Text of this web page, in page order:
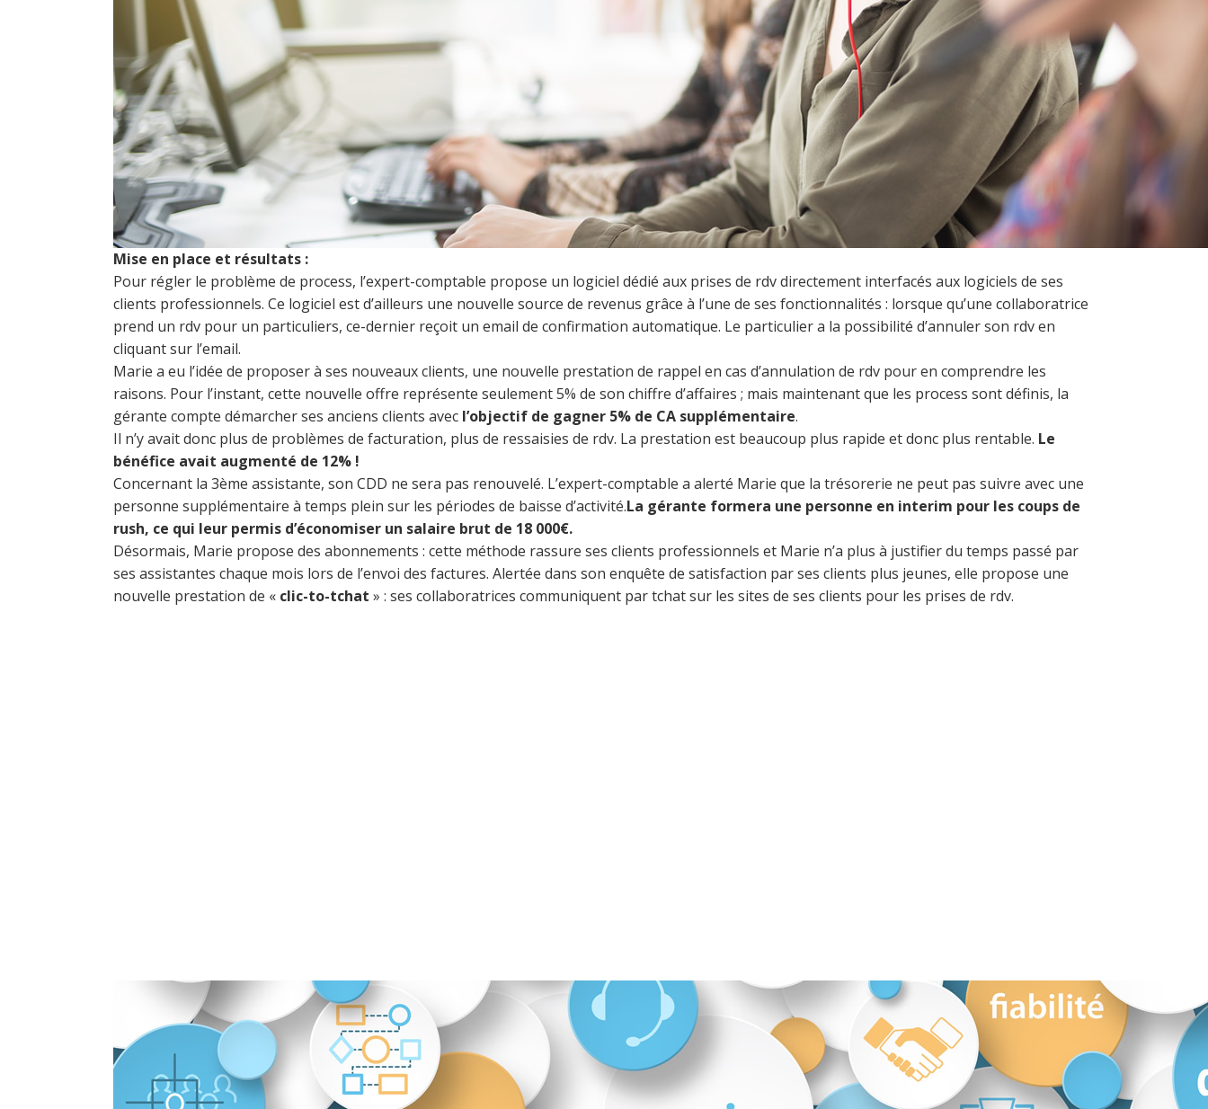
Mise en place et résultats :
Pour régler le problème de process, l’expert-comptable propose un logiciel dédié aux prises de rdv directement interfacés aux logiciels de ses
clients professionnels. Ce logiciel est d’ailleurs une nouvelle source de revenus grâce à l’une de ses fonctionnalités : lorsque qu’une collaboratrice
prend un rdv pour un particuliers, ce-dernier reçoit un email de confirmation automatique. Le particulier a la possibilité d’annuler son rdv en
cliquant sur l’email.
Marie a eu l’idée de proposer à ses nouveaux clients, une nouvelle prestation de rappel en cas d’annulation de rdv pour en comprendre les
raisons. Pour l’instant, cette nouvelle offre représente seulement 5% de son chiffre d’affaires ; mais maintenant que les process sont définis, la
gérante compte démarcher ses anciens clients avec l’objectif de gagner 5% de CA supplémentaire.
Il n’y avait donc plus de problèmes de facturation, plus de ressaisies de rdv. La prestation est beaucoup plus rapide et donc plus rentable. Le
bénéfice avait augmenté de 12% !
Concernant la 3ème assistante, son CDD ne sera pas renouvelé. L’expert-comptable a alerté Marie que la trésorerie ne peut pas suivre avec une
personne supplémentaire à temps plein sur les périodes de baisse d’activité.La gérante formera une personne en interim pour les coups de
rush, ce qui leur permis d’économiser un salaire brut de 18 000€.
Désormais, Marie propose des abonnements : cette méthode rassure ses clients professionnels et Marie n’a plus à justifier du temps passé par
ses assistantes chaque mois lors de l’envoi des factures. Alertée dans son enquête de satisfaction par ses clients plus jeunes, elle propose une
nouvelle prestation de « clic-to-tchat » : ses collaboratrices communiquent par tchat sur les sites de ses clients pour les prises de rdv.